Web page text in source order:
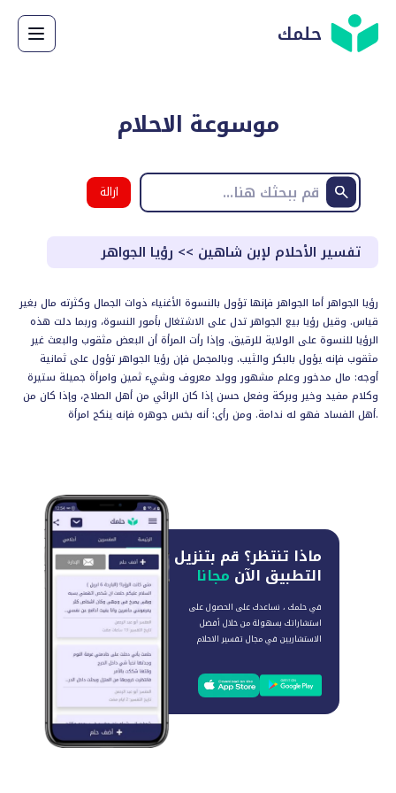
حلمك
موسوعة الاحلام
ازالة
البحث
تفسير الأحلام لإبن شاهين >> رؤيا الجواهر
رؤيا الجواهر أما الجواهر فإنها تؤول بالنسوة الأغنياء ذوات الجمال وكثرته مال بغير
قياس. وقيل رؤيا بيع الجواهر تدل على الاشتغال بأمور النسوة، وربما دلت هذه
الرؤيا للنسوة على الولاية للرقيق. وإذا رأت المرأة أن البعض مثقوب والبعث غير
مثقوب فإنه يؤول بالبكر والثيب. وبالمجمل فإن رؤيا الجواهر تؤول على ثمانية
أوجه: مال مدخور وعلم مشهور وولد معروف وشيء ثمين وامرأة جميلة ستيرة
وكلام مفيد وخير وبركة وفعل حسن إذا كان الرائي من أهل الصلاح، وإذا كان من
أهل الفساد فهو له ندامة. ومن رأى: أنه بخس جوهره فإنه ينكح امرأة.
ماذا تنتظر؟ قم بتنزيل
التطبيق الآن مجانا
في حلمك ، نساعدك على الحصول على
استشاراتك بسهولة من خلال أفضل
الاستشاريين في مجال تفسير الاحلام